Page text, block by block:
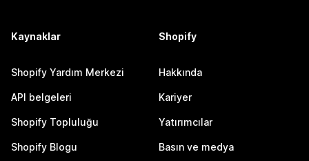
Kaynaklar
Shopify Yardım Merkezi
API belgeleri
Shopify Topluluğu
Shopify Blogu
Shopify
Hakkında
Kariyer
Yatırımcılar
Basın ve medya